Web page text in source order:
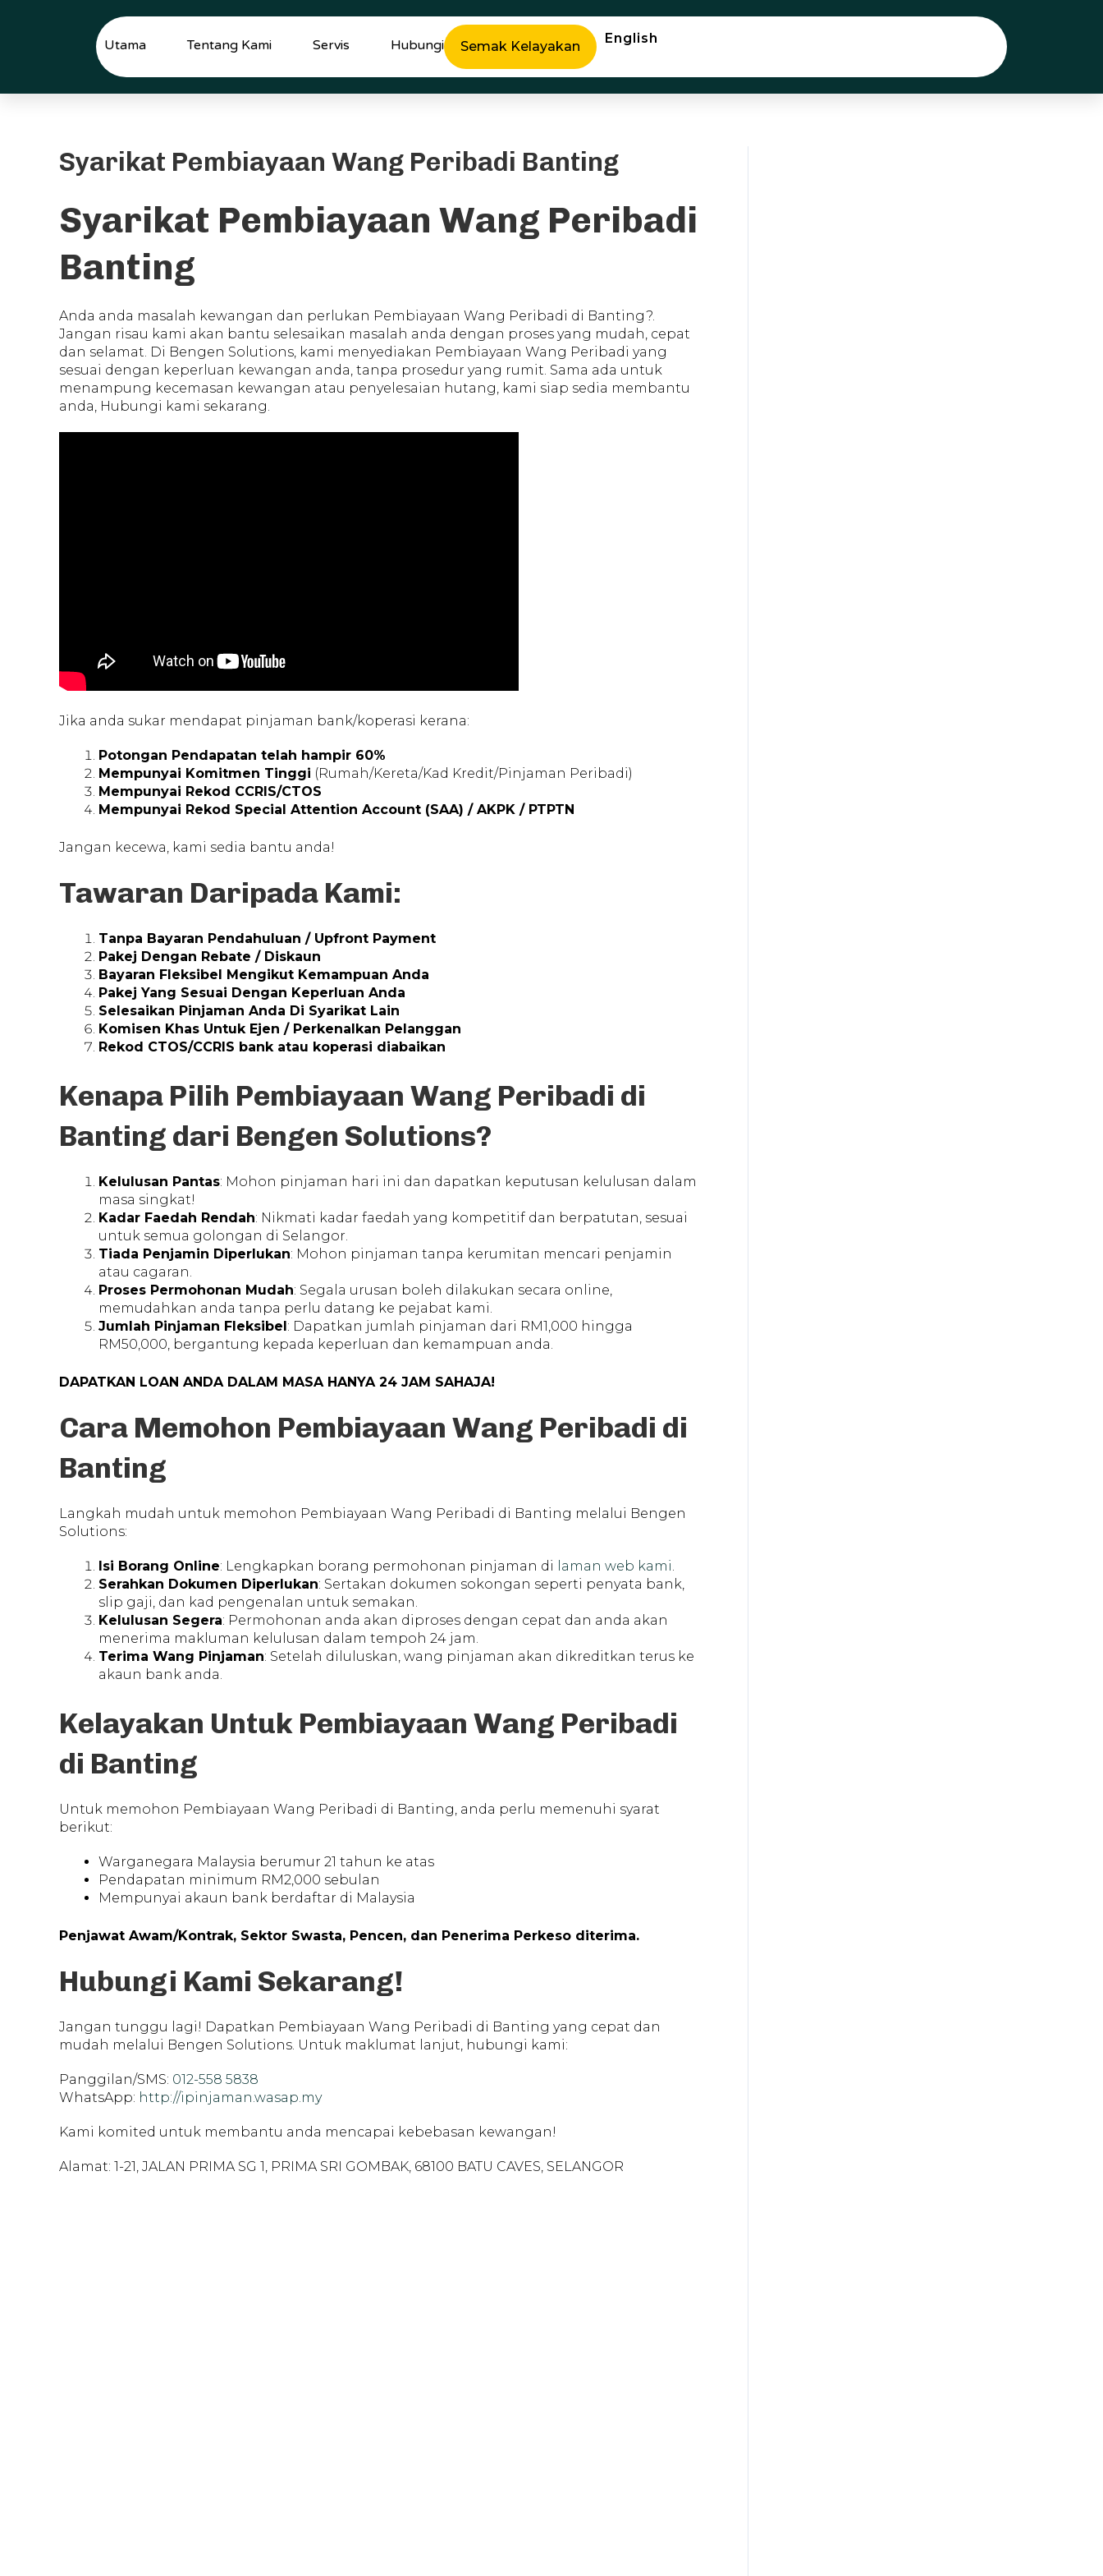
Utama Tentang Kami Servis Hubungi Semak Kelayakan
English
Syarikat Pembiayaan Wang Peribadi Banting
Syarikat Pembiayaan Wang Peribadi
Banting
Anda anda masalah kewangan dan perlukan Pembiayaan Wang Peribadi di Banting?.
Jangan risau kami akan bantu selesaikan masalah anda dengan proses yang mudah, cepat
dan selamat. Di Bengen Solutions, kami menyediakan Pembiayaan Wang Peribadi yang
sesuai dengan keperluan kewangan anda, tanpa prosedur yang rumit. Sama ada untuk
menampung kecemasan kewangan atau penyelesaian hutang, kami siap sedia membantu
anda, Hubungi kami sekarang.
Jika anda sukar mendapat pinjaman bank/koperasi kerana:
Potongan Pendapatan telah hampir 60%
Mempunyai Komitmen Tinggi (Rumah/Kereta/Kad Kredit/Pinjaman Peribadi)
Mempunyai Rekod CCRIS/CTOS
Mempunyai Rekod Special Attention Account (SAA) / AKPK / PTPTN
Jangan kecewa, kami sedia bantu anda!
Tawaran Daripada Kami:
Tanpa Bayaran Pendahuluan / Upfront Payment
Pakej Dengan Rebate / Diskaun
Bayaran Fleksibel Mengikut Kemampuan Anda
Pakej Yang Sesuai Dengan Keperluan Anda
Selesaikan Pinjaman Anda Di Syarikat Lain
Komisen Khas Untuk Ejen / Perkenalkan Pelanggan
Rekod CTOS/CCRIS bank atau koperasi diabaikan
Kenapa Pilih Pembiayaan Wang Peribadi di
Banting dari Bengen Solutions?
Kelulusan Pantas: Mohon pinjaman hari ini dan dapatkan keputusan kelulusan dalam
masa singkat!
Kadar Faedah Rendah: Nikmati kadar faedah yang kompetitif dan berpatutan, sesuai
untuk semua golongan di Selangor.
Tiada Penjamin Diperlukan: Mohon pinjaman tanpa kerumitan mencari penjamin
atau cagaran.
Proses Permohonan Mudah: Segala urusan boleh dilakukan secara online,
memudahkan anda tanpa perlu datang ke pejabat kami.
Jumlah Pinjaman Fleksibel: Dapatkan jumlah pinjaman dari RM1,000 hingga
RM50,000, bergantung kepada keperluan dan kemampuan anda.
DAPATKAN LOAN ANDA DALAM MASA HANYA 24 JAM SAHAJA!
Cara Memohon Pembiayaan Wang Peribadi di
Banting
Langkah mudah untuk memohon Pembiayaan Wang Peribadi di Banting melalui Bengen
Solutions:
Isi Borang Online: Lengkapkan borang permohonan pinjaman di laman web kami.
Serahkan Dokumen Diperlukan: Sertakan dokumen sokongan seperti penyata bank,
slip gaji, dan kad pengenalan untuk semakan.
Kelulusan Segera: Permohonan anda akan diproses dengan cepat dan anda akan
menerima makluman kelulusan dalam tempoh 24 jam.
Terima Wang Pinjaman: Setelah diluluskan, wang pinjaman akan dikreditkan terus ke
akaun bank anda.
Kelayakan Untuk Pembiayaan Wang Peribadi
di Banting
Untuk memohon Pembiayaan Wang Peribadi di Banting, anda perlu memenuhi syarat
berikut:
Warganegara Malaysia berumur 21 tahun ke atas
Pendapatan minimum RM2,000 sebulan
Mempunyai akaun bank berdaftar di Malaysia
Penjawat Awam/Kontrak, Sektor Swasta, Pencen, dan Penerima Perkeso diterima.
Hubungi Kami Sekarang!
Jangan tunggu lagi! Dapatkan Pembiayaan Wang Peribadi di Banting yang cepat dan
mudah melalui Bengen Solutions. Untuk maklumat lanjut, hubungi kami:
Panggilan/SMS: 012-558 5838
WhatsApp: http://ipinjaman.wasap.my
Kami komited untuk membantu anda mencapai kebebasan kewangan!
Alamat: 1-21, JALAN PRIMA SG 1, PRIMA SRI GOMBAK, 68100 BATU CAVES, SELANGOR